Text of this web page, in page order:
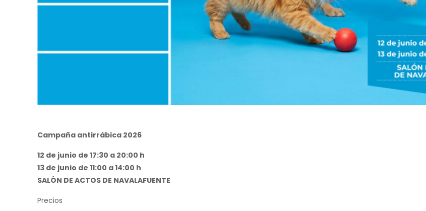
Campaña antirrábica 2026
12 de junio de 17:30 a 20:00 h
13 de junio de 11:00 a 14:00 h
SALÓN DE ACTOS DE NAVALAFUENTE
Precios